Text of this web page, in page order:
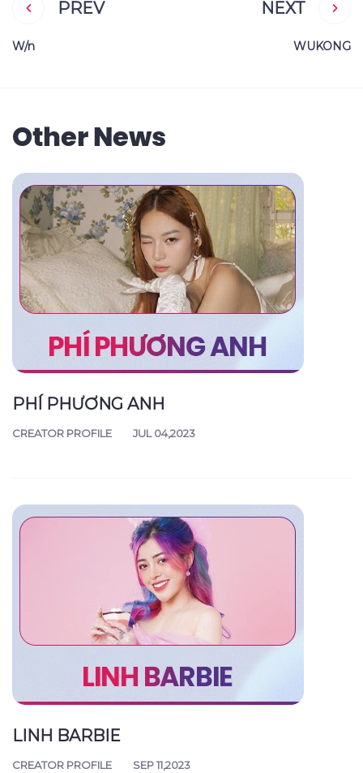
PREV
W/n
NEXT
WUKONG
Other News
PHÍ PHƯƠNG ANH
CREATOR PROFILE JUL 04,2023
LINH BARBIE
CREATOR PROFILE SEP 11,2023